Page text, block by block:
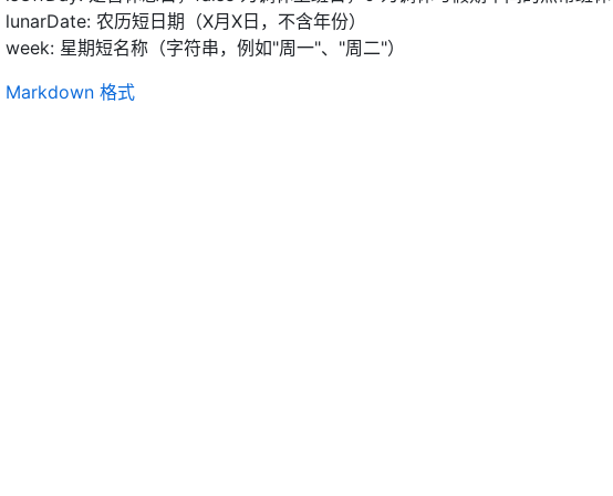
lunarDate: 农历短日期（X月X日，不含年份）
week: 星期短名称（字符串，例如"周一"、"周二"）
Markdown 格式